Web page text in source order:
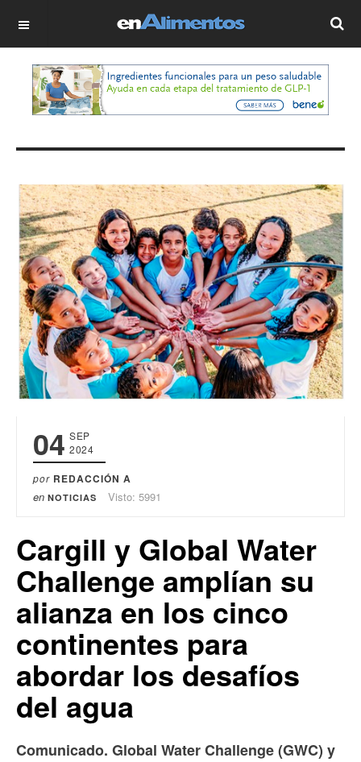
OFF CANVAS
04 SEP
2024
por REDACCIÓN A
en NOTICIAS Visto: 5991
Cargill y Global Water
Challenge amplían su
alianza en los cinco
continentes para
abordar los desafíos
del agua
Comunicado. Global Water Challenge (GWC) y